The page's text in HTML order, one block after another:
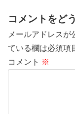
コメントをど
メールアドレスが
ている欄は必須項
コメント ※